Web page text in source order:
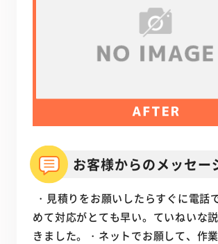
お客様からのメッセー
・見積りをお願いしたらすぐに電話
めて対応がとても早い。ていねいな
きました。・ネットでお願して、作業